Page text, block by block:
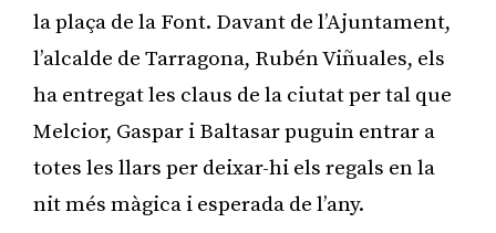
la plaça de la Font. Davant de l’Ajuntament,
l’alcalde de Tarragona, Rubén Viñuales, els
ha entregat les claus de la ciutat per tal que
Melcior, Gaspar i Baltasar puguin entrar a
totes les llars per deixar-hi els regals en la
nit més màgica i esperada de l’any.